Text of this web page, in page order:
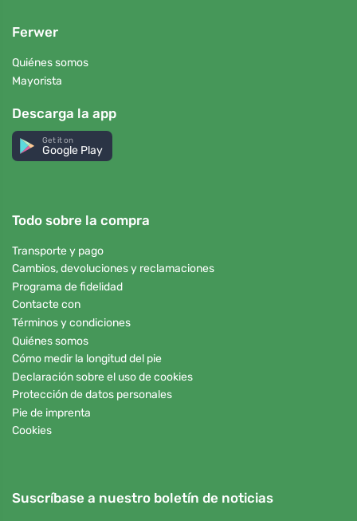
Ferwer
Quiénes somos
Mayorista
Descarga la app
Get it on
Google Play
Todo sobre la compra
Transporte y pago
Cambios, devoluciones y reclamaciones
Programa de fidelidad
Contacte con
Términos y condiciones
Quiénes somos
Cómo medir la longitud del pie
Declaración sobre el uso de cookies
Protección de datos personales
Pie de imprenta
Cookies
Suscríbase a nuestro boletín de noticias